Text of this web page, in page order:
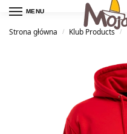
MENU
Strona główna
/ Klub Products /